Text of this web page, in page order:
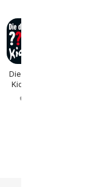
Die drei ???
Kids – Die
geheimnisvolle
€ 5.99